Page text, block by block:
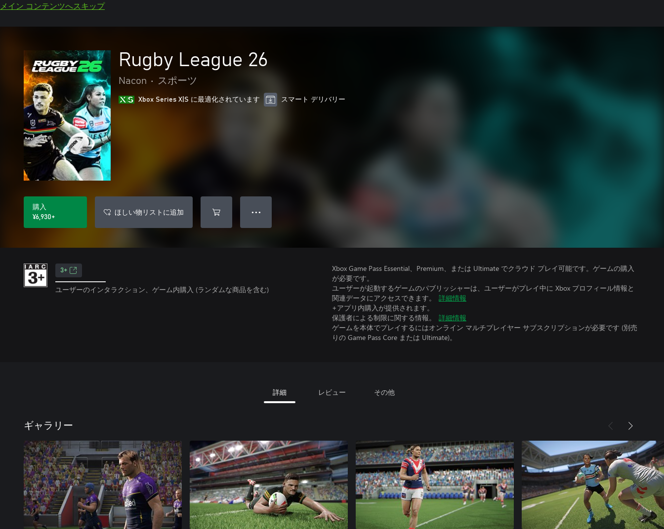
メイン コンテンツへスキップ
Rugby League 26
Nacon • スポーツ
Xbox Series X|S に最適化されています スマート デリバリー
購入
¥6,930+
ほしい物リストに追加 ● ● ●
3+
ユーザーのインタラクション、ゲーム内購入 (ランダムな商品を含む)
Xbox Game Pass Essential、Premium、または Ultimate でクラウド プレイ可能です。ゲームの購入
が必要です。
ユーザーが起動するゲームのパブリッシャーは、ユーザーがプレイ中に Xbox プロフィール情報と
関連データにアクセスできます。
詳細情報
+アプリ内購入が提供されます。
保護者による制限に関する情報。
詳細情報
ゲームを本体でプレイするにはオンライン マルチプレイヤー サブスクリプションが必要です (別売
りの Game Pass Core または Ultimate)。
詳細 レビュー その他
ギャラリー